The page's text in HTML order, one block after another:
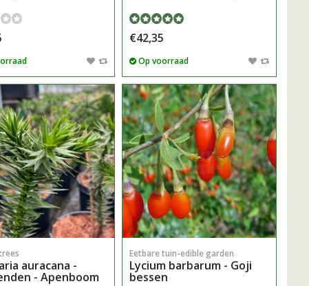
€42,35
Op voorraad
auracana -
- Apenboom
Eetbare tuin-edible garden
Lycium barbarum - Goji
bessen